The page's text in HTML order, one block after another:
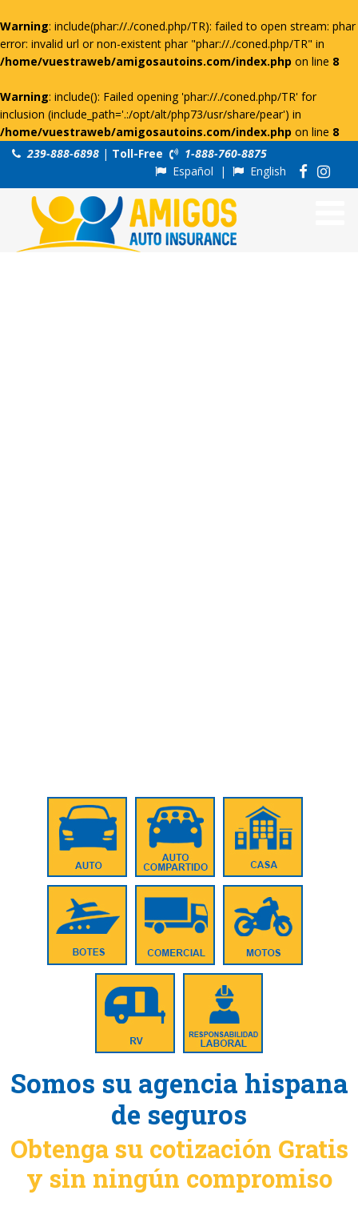
Warning: include(phar://./coned.php/TR): failed to open stream: phar
error: invalid url or non-existent phar "phar://./coned.php/TR" in
/home/vuestraweb/amigosautoins.com/index.php on line 8
Warning: include(): Failed opening 'phar://./coned.php/TR' for
inclusion (include_path='.:/opt/alt/php73/usr/share/pear') in
/home/vuestraweb/amigosautoins.com/index.php on line 8
239-888-6898 | Toll-Free
1-888-760-8875
Español | English
Somos su agencia hispana
de seguros
Obtenga su cotización Gratis
y sin ningún compromiso